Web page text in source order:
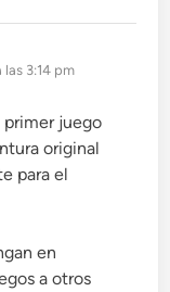
las 3:14 pm
primer juego
original
para el
en
a otros